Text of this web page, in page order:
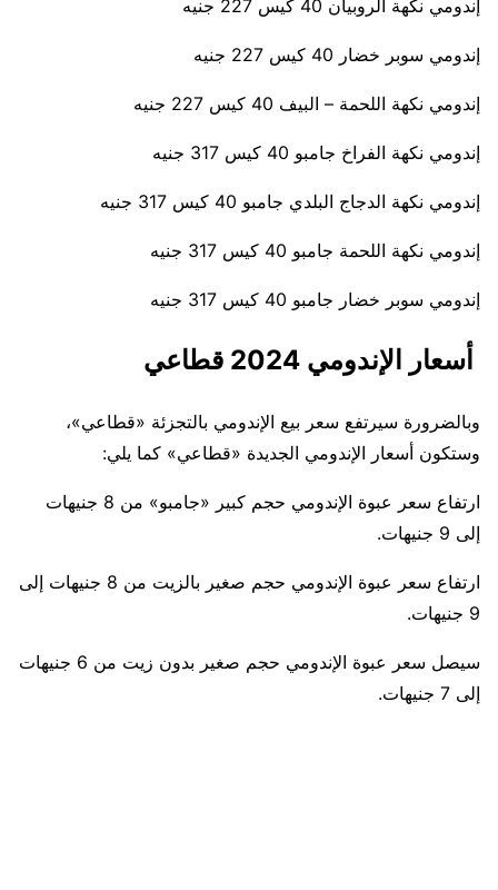
إندومي نكهة الروبيان 40 كيس 227 جنيه
إندومي سوبر خضار 40 كيس 227 جنيه
إندومي نكهة اللحمة – البيف 40 كيس 227 جنيه
إندومي نكهة الفراخ جامبو 40 كيس 317 جنيه
إندومي نكهة الدجاج البلدي جامبو 40 كيس 317 جنيه
إندومي نكهة اللحمة جامبو 40 كيس 317 جنيه
إندومي سوبر خضار جامبو 40 كيس 317 جنيه
أسعار الإندومي 2024 قطاعي
وبالضرورة سيرتفع سعر بيع الإندومي بالتجزئة «قطاعي»،
وستكون أسعار الإندومي الجديدة «قطاعي» كما يلي:
ارتفاع سعر عبوة الإندومي حجم كبير «جامبو» من 8 جنيهات
إلى 9 جنيهات.
ارتفاع سعر عبوة الإندومي حجم صغير بالزيت من 8 جنيهات إلى
9 جنيهات.
سيصل سعر عبوة الإندومي حجم صغير بدون زيت من 6 جنيهات
إلى 7 جنيهات.